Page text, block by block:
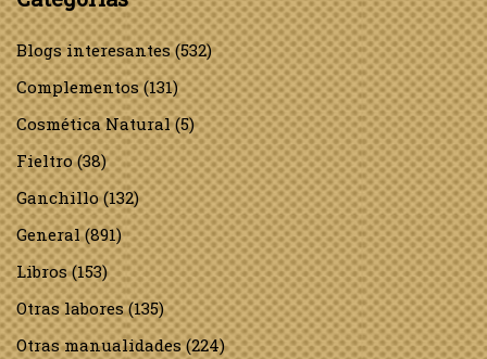
Blogs interesantes(532)
Complementos(131)
Cosmética Natural(5)
Fieltro(38)
Ganchillo(132)
General(891)
Libros(153)
Otras labores(135)
Otras manualidades(224)